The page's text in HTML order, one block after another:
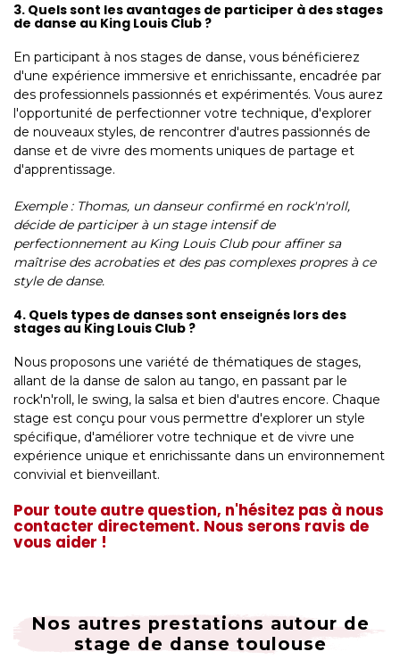
3. Quels sont les avantages de participer à des stages
de danse au King Louis Club ?
En participant à nos stages de danse, vous bénéficierez
d'une expérience immersive et enrichissante, encadrée par
des professionnels passionnés et expérimentés. Vous aurez
l'opportunité de perfectionner votre technique, d'explorer
de nouveaux styles, de rencontrer d'autres passionnés de
danse et de vivre des moments uniques de partage et
d'apprentissage.
Exemple : Thomas, un danseur confirmé en rock'n'roll,
décide de participer à un stage intensif de
perfectionnement au King Louis Club pour affiner sa
maîtrise des acrobaties et des pas complexes propres à ce
style de danse.
4. Quels types de danses sont enseignés lors des
stages au King Louis Club ?
Nous proposons une variété de thématiques de stages,
allant de la danse de salon au tango, en passant par le
rock'n'roll, le swing, la salsa et bien d'autres encore. Chaque
stage est conçu pour vous permettre d'explorer un style
spécifique, d'améliorer votre technique et de vivre une
expérience unique et enrichissante dans un environnement
convivial et bienveillant.
Pour toute autre question, n'hésitez pas à nous
contacter directement. Nous serons ravis de
vous aider !
Nos autres prestations autour de
stage de danse toulouse